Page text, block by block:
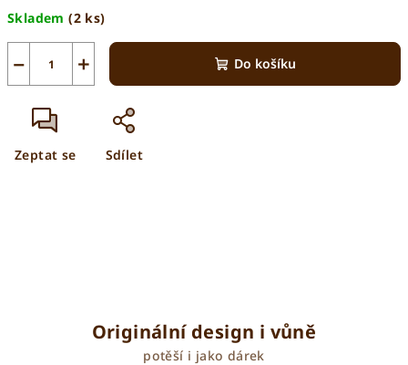
cena:
Skladem(2 ks)
+
− Do košíku
Zeptat se Sdílet
Originální design i vůně
potěší i jako dárek